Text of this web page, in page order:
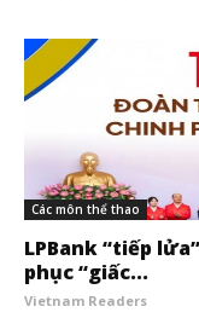
Các môn thể thao
LPBank “tiếp
phục “giấc...
Vietnam Readers